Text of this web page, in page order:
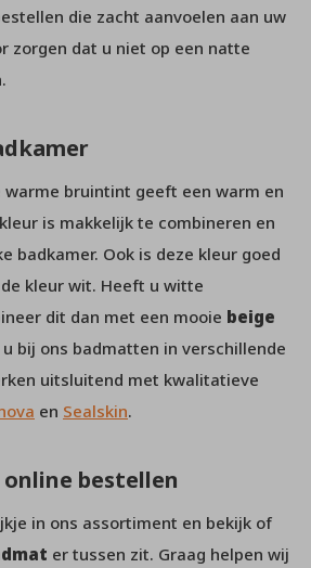
die zacht aanvoelen aan uw
zorgen dat u niet op een natte
warme bruintint geeft een warm en
is makkelijk te combineren en
badkamer. Ook is deze kleur goed
kleur wit. Heeft u witte
dit dan met een mooie beige
u bij ons badmatten in verschillende
uitsluitend met kwalitatieve
en Sealskin.
bestellen
in ons assortiment en bekijk of
er tussen zit. Graag helpen wij